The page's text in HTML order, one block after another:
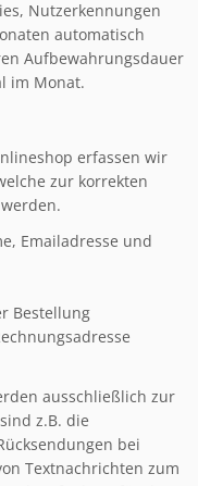
Nutzerkennungen
automatisch
Aufbewahrungsdauer
im Monat.
erfassen wir
zur korrekten
Emailadresse und
Bestellung
ausschließlich zur
z.B. die
bei
Textnachrichten zum